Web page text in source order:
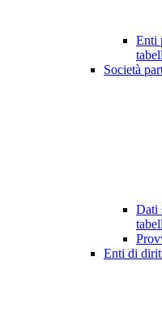
Enti
Società
Dati
Enti di